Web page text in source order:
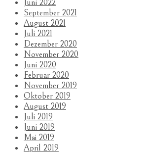
Juni 2022
September 2021
August 2021
Juli 2021
Dezember 2020
November 2020
Juni 2020
Februar 2020
November 2019
Oktober 2019
August 2019
Juli 2019
Juni 2019
Mai 2019
April 2019